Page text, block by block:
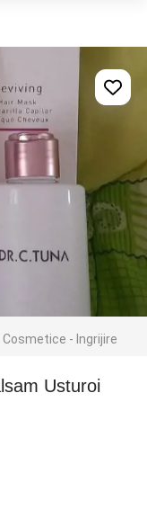
Cosmetice - Ingrijire
Usturoi